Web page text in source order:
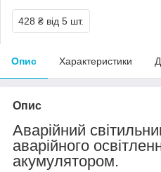
428 ₴ від 5 шт.
Опис Характеристики
Опис
Аварійний
аварійного
акумулятором.